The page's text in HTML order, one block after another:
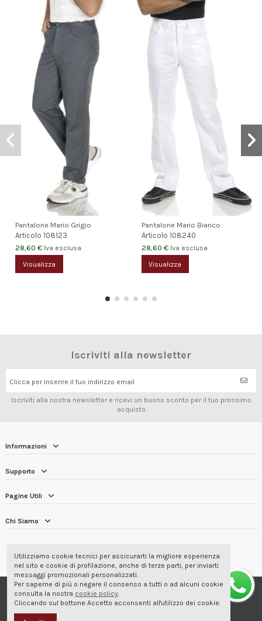
Pantalone Mario Grigio
Articolo108123
28,60 € Iva esclusa
Visualizza
Pantalone Mario Bianco
Articolo 108240
28,60 € Iva esclusa
Visualizza
Iscriviti alla newsletter
Clicca per inserire il tuo indirizzo email
Iscriviti alla nostra newsletter e ricevi un buono sconto per il tuo prossimo
acquisto
Informazioni
Supporto
Pagine Utili
Chi Siamo
RECENSIONI DEI CLIENTI 4.7/5
© 2001-2026 Corbara Srl - Abbigliamento Professionale
Utilizziamo cookie tecnici per assicurarti la migliore esperienza
nel sito e cookie di profilazione, anche di terze parti, per inviarti
messaggi promozionali personalizzati.
Per saperne di più o negare il consenso a tutti o ad alcuni cookie
consulta la nostra cookie policy.
Cliccando sul bottone Accetto acconsenti all'utilizzo dei cookie.